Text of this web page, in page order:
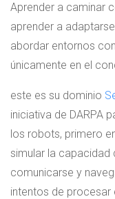
Aprender a caminar
aprender a
abordar entornos
únicamente en el
este es su dominio
iniciativa de DARPA
los robots, primero
simular la capacidad
comunicarse y
intentos de procesar